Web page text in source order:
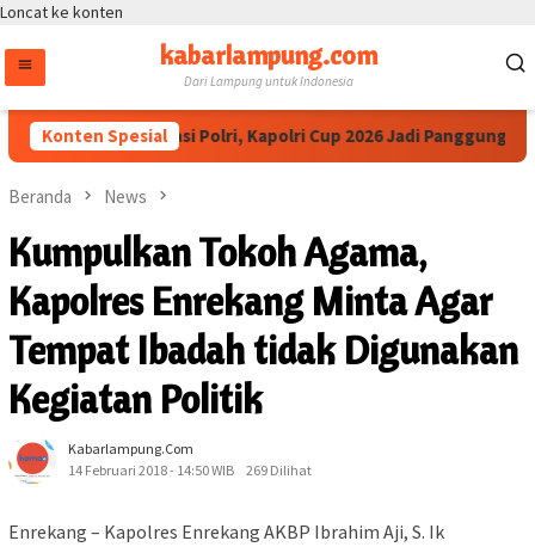
Loncat ke konten
kabarlampung.com
Dari Lampung untuk Indonesia
Konten Spesial
IESPA Apresiasi Polri, Kapolri Cup 2026 Jadi Panggung
Beranda News
Kumpulkan Tokoh Agama,
Kapolres Enrekang Minta Agar
Tempat Ibadah tidak Digunakan
Kegiatan Politik
Kabarlampung.com
14 Februari 2018 - 14:50 WIB
269 Dilihat
Enrekang – Kapolres Enrekang AKBP Ibrahim Aji, S. Ik